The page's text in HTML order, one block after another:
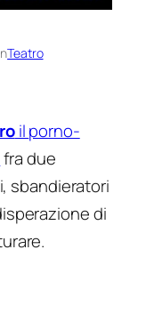
Teatro
ilporno-
fra due
sbandieratori
di